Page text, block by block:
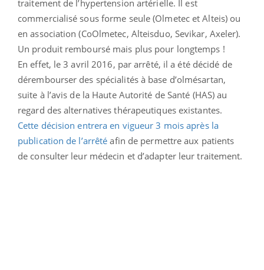
traitement de l’hypertension artérielle. Il est
commercialisé sous forme seule (Olmetec et Alteis) ou
en association (CoOlmetec, Alteisduo, Sevikar, Axeler).
Un produit remboursé mais plus pour longtemps !
En effet, le 3 avril 2016, par arrêté, il a été décidé de
dérembourser des spécialités à base d’olmésartan,
suite à l’avis de la Haute Autorité de Santé (HAS) au
regard des alternatives thérapeutiques existantes.
Cette décision entrera en vigueur 3 mois après la
publication de l’arrêté afin de permettre aux patients
de consulter leur médecin et d’adapter leur traitement.